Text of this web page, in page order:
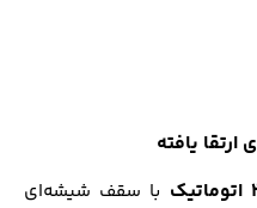
با سقف شیشه‌ای